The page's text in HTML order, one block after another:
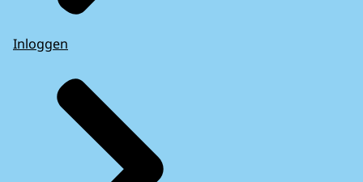
Inloggen